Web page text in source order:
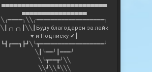
▄▄▄▄▄▄▄▄▄▄▄▄▄▄▄▄▄▄▄▄▄▄▄▄▄▄
▄▄▄▄▄▄▄▄▄▄▄▄▄▄▄▄
╲╭━━━━╮╲╲╭━━━━━━━━━━━━━━━━━━━╮
╲┃╭╮╭╮┃╲╲┃Буду благодарен за лайк
♥ и Подписку ✔┃
┗┫┏━━┓┣┛╲╰┳━━━━━━━━━━━━━━━━━━╯
╲┃╰━━╯┃━━━╯
╲╰┳━━┳╯╲╲
╲╲┛╲╲┗╲╲╲